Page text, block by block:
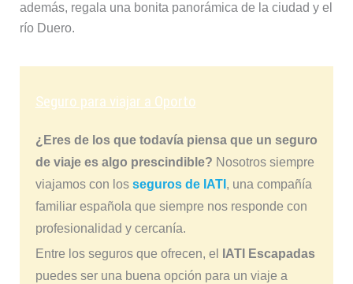
además, regala una bonita panorámica de la ciudad y el
río Duero.
Seguro para viajar a Oporto
¿Eres de los que todavía piensa que un seguro
de viaje es algo prescindible? Nosotros siempre
viajamos con los seguros de IATI , una compañía
familiar española que siempre nos responde con
profesionalidad y cercanía.
Entre los seguros que ofrecen, el
IATI Escapadas
puedes ser una buena opción para un viaje a